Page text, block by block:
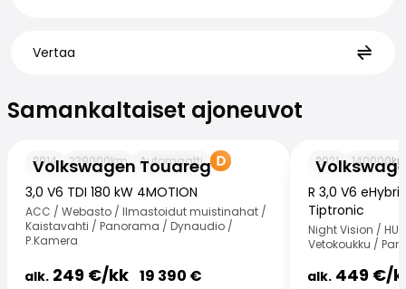
Vertaa
Samankaltaiset ajoneuvot
Volkswagen Touareg
2014 239000km Automaatti
3,0 V6 TDI 180 kW 4MOTION
ACC / Webasto / Ilmastoidut muistinahat /
Kaistavahti / Panorama / Dynaudio /
P.Kamera
alk. 249 €/kk 19 390 €
2021 140000
R 3,0 V6
Tiptronic
Night Vision /
Vetokoukku /
alk. 449 €/